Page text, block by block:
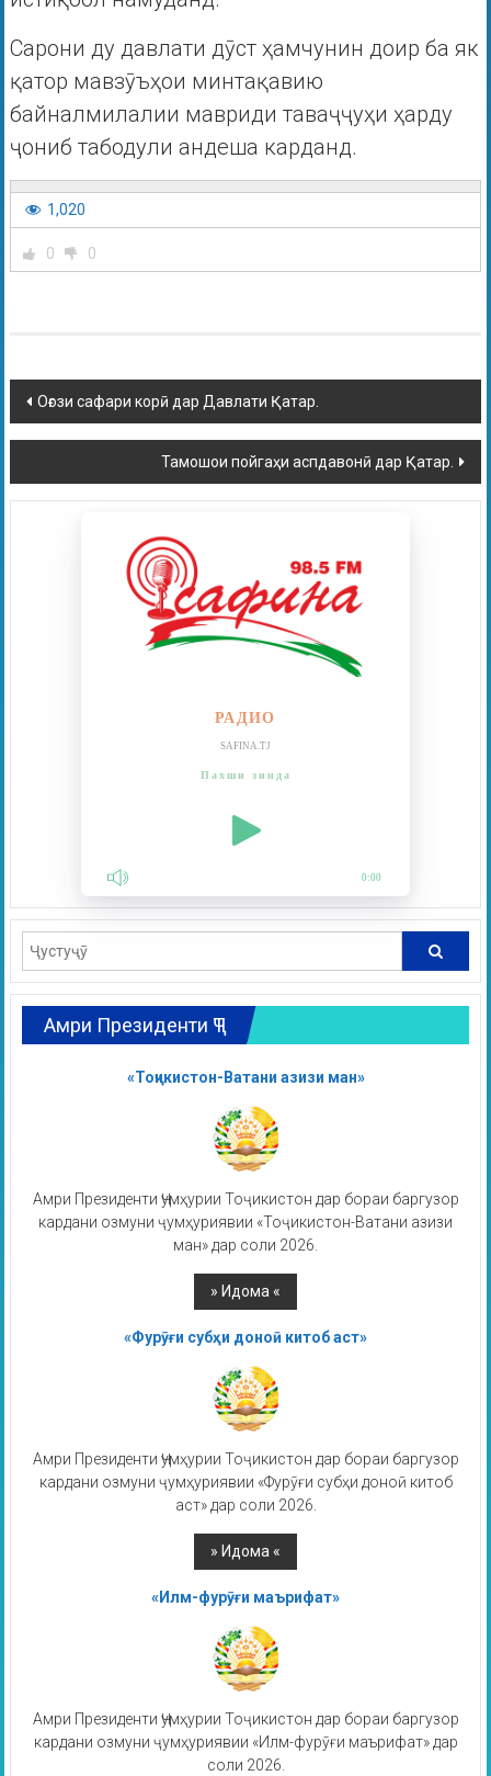
Сарони ду давлати дӯст ҳамчунин доир ба як
қатор мавзӯъҳои минтақавию
байналмилалии мавриди таваҷҷуҳи ҳарду
ҷониб табодули андеша карданд.
1,020
0 0
Оғози сафари корӣ дар Давлати Қатар.
Тамошои пойгаҳи аспдавонӣ дар Қатар.
РАДИО
SAFINA.TJ
Пахши зинда
0:00
Амри Президенти ҶТ
«Тоҷикистон-Ватани азизи ман»
Амри Президенти Ҷумҳурии Тоҷикистон дар бораи баргузор
кардани озмуни ҷумҳуриявии «Тоҷикистон-Ватани азизи
ман» дар соли 2026.
«Фурӯғи субҳи доноӣ китоб аст»
Амри Президенти Ҷумҳурии Тоҷикистон дар бораи баргузор
кардани озмуни ҷумҳуриявии «Фурӯғи субҳи доноӣ китоб
аст» дар соли 2026.
«Илм-фурӯғи маърифат»
Амри Президенти Ҷумҳурии Тоҷикистон дар бораи баргузор
кардани озмуни ҷумҳуриявии «Илм-фурӯғи маърифат» дар
соли 2026.